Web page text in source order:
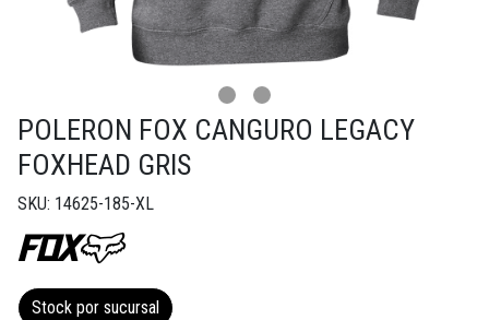
POLERON FOX CANGURO LEGACY
FOXHEAD GRIS
SKU: 14625-185-XL
Stock por sucursal